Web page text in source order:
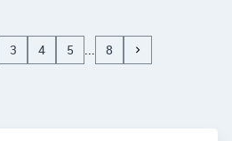
3 4 5 8